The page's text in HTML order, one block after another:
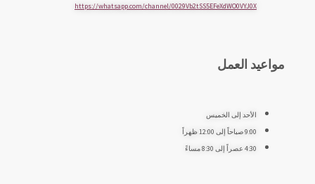
https://whatsapp.com/channel/0029Vb2tSS5EFeXdWO0VYJ0X
مواعيد العمل
الأحد إلى الخميس
9:00 صباحاً إلى 12:00 ظهراً
4:30 عصراً إلى 8:30 مساءً